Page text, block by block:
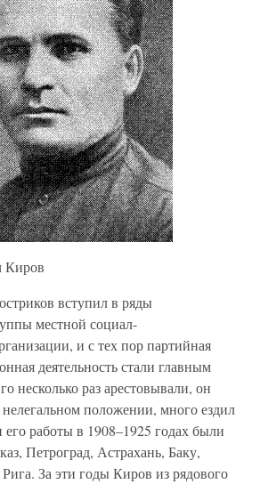
Киров
вступил в ряды
местной социал-
и с тех пор партийная
деятельность стали главным
несколько раз арестовывали, он
нелегальном положении, много ездил
работы в 1908–1925 годах были
Петроград, Астрахань, Баку,
За эти годы Киров из рядового